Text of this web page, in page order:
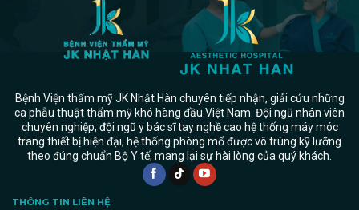
Bệnh Viện thẩm mỹ JK Nhật Hàn chuyên tiếp nhận, giải cứu những
ca phẫu thuật thẩm mỹ khó hàng đầu Việt Nam. Đội ngũ nhân viên
chuyên nghiệp, đội ngũ y bác sĩ tay nghề cao hệ thống máy móc
trang thiết bị hiện đại, hệ thống phòng mổ được vô trùng kỹ lưỡng
theo đúng chuẩn Bộ Y tế, mang lại sự hài lòng của quý khách.
THÔNG TIN LIÊN HỆ